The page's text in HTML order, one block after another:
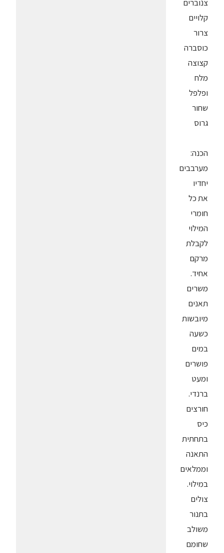
צנוברים
קלויים
צרור
כוסברה
קצוצה
מלח
ופלפל
שחור
גרוס
הכנה:
מערבבים
יחדיו
את כל
חומרי
המילוי
לקבלת
מרקם
אחיד.
משרים
תאנים
מיובשות
כשעה
במים
פושרים
ומעט
ברנדי.
חורצים
כיס
בתחתית
התאנה
וממלאים
במילוי.
צולים
בתנור
משולב
שחומם